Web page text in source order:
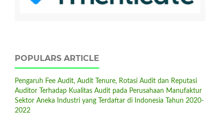
POPULARS ARTICLE
Pengaruh Fee Audit, Audit Tenure, Rotasi Audit dan Reputasi
Auditor Terhadap Kualitas Audit pada Perusahaan Manufaktur
Sektor Aneka Industri yang Terdaftar di Indonesia Tahun 2020-
2022